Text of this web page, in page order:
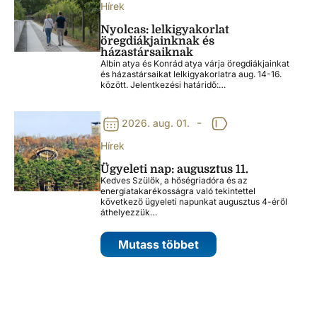
Hírek
Nyolcas: lelkigyakorlat
öregdiákjainknak és
házastársaiknak
Albin atya és Konrád atya várja öregdiákjainkat
és házastársaikat lelkigyakorlatra aug. 14-16.
között. Jelentkezési határidő:…
2026. aug. 01. -
Hírek
Ügyeleti nap: augusztus 11.
Kedves Szülők, a hőségriadóra és az
energiatakarékosságra való tekintettel
következő ügyeleti napunkat augusztus 4-éről
áthelyezzük…
Mutass többet